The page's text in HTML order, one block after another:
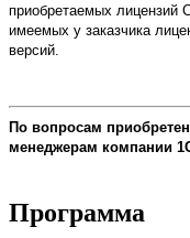
приобретаемых лицензий
имеемых у заказчика
версий.
По вопросам
менеджерам компании
Программа